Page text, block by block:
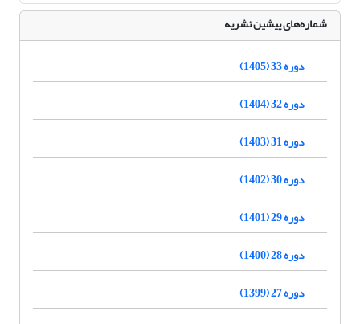
شماره‌های پیشین نشریه
دوره 33 (1405)
دوره 32 (1404)
دوره 31 (1403)
دوره 30 (1402)
دوره 29 (1401)
دوره 28 (1400)
دوره 27 (1399)